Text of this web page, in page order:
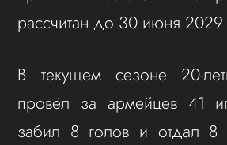
рассчитан до 30 июня 2029
В текущем сезоне 20-
провёл за армейцев 41
забил 8 голов и отдал 8